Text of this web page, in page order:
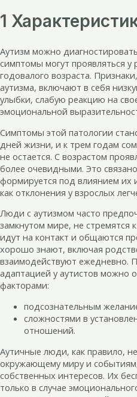
1
Аутизм можно
симптомы могут проявляться
годовалого возраста.
аутизма, включают в себя
улыбки, слабую реакцию на
эмоциональной
Симптомы этой патологии
дней жизни, и к трем годам
не остается. С возрастом
более очевидными. Это
формируется под влиянием их
как отклонения у взрослых
Люди с аутизмом часто
замкнутом мире, не стремятся
идут на контакт и общаются
хорошо знают, включая
взаимодействуют ежедневно.
адаптацией у аутистов можно
факторами:
подсознательным
сложностями в
отношений.
Аутичные люди, как правило,
окружающему миру и
собственных интересов. Их
только в случае